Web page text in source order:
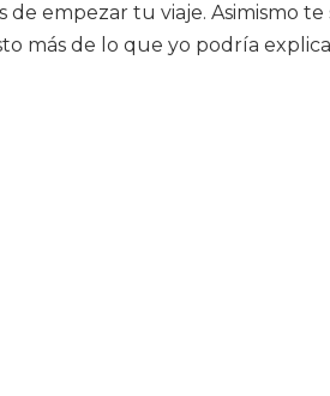
de empezar tu viaje. Asimismo
más de lo que yo podría